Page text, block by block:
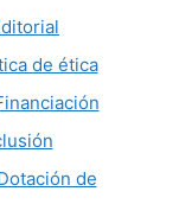
de ética
de